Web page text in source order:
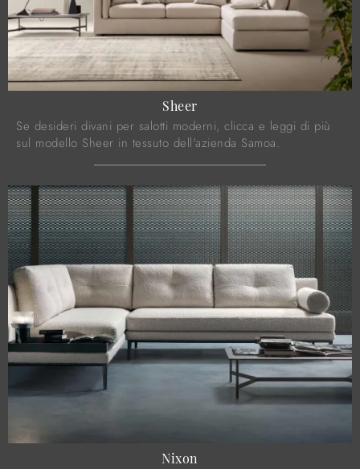
Sheer
Se desideri divani per salotti moderni, clicca e leggi di più
sul modello Sheer in tessuto dell'azienda Samoa.
Nixon